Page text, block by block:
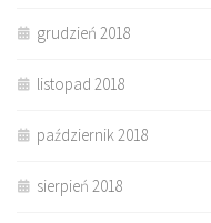
grudzień 2018
listopad 2018
październik 2018
sierpień 2018